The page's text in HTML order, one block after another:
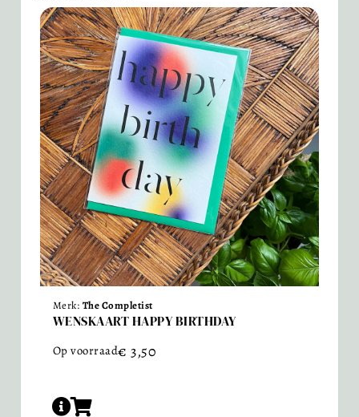
Merk: The Completist
WENSKAART HAPPY BIRTHDAY
Op voorraad€ 3,50